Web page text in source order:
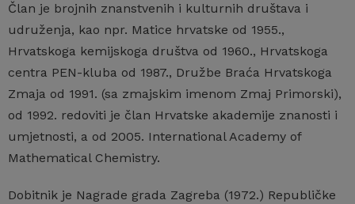
Član je brojnih znanstvenih i kulturnih društava i
udruženja, kao npr. Matice hrvatske od 1955.,
Hrvatskoga kemijskoga društva od 1960., Hrvatskoga
centra PEN-kluba od 1987., Družbe Braća Hrvatskoga
Zmaja od 1991. (sa zmajskim imenom Zmaj Primorski),
od 1992. redoviti je član Hrvatske akademije znanosti i
umjetnosti, a od 2005. International Academy of
Mathematical Chemistry.
Dobitnik je Nagrade grada Zagreba (1972.) Republičke